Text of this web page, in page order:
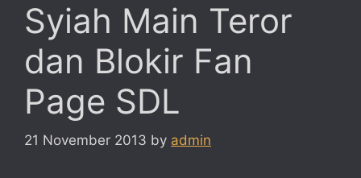
Syiah Main Teror
dan Blokir Fan
Page SDL
21 November 2013 by admin